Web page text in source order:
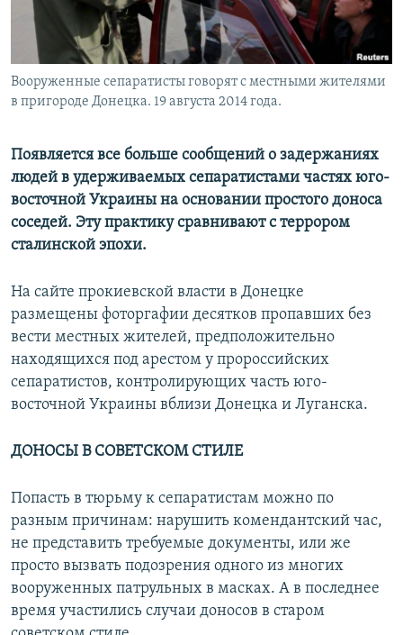
Вооруженные сепаратисты говорят с местными жителями
в пригороде Донецка. 19 августа 2014 года.
Появляется все больше сообщений о задержаниях
людей в удерживаемых сепаратистами частях юго-
восточной Украины на основании простого доноса
соседей. Эту практику сравнивают с террором
сталинской эпохи.
На сайте прокиевской власти в Донецке
размещены фоторгафии десятков пропавших без
вести местных жителей, предположительно
находящихся под арестом у пророссийских
сепаратистов, контролирующих часть юго-
восточной Украины вблизи Донецка и Луганска.
ДОНОСЫ В СОВЕТСКОМ СТИЛЕ
Попасть в тюрьму к сепаратистам можно по
разным причинам: нарушить комендантский час,
не представить требуемые документы, или же
просто вызвать подозрения одного из многих
вооруженных патрульных в масках. А в последнее
время участились случаи доносов в старом